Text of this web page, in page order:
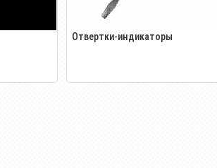
Отвертки-индикаторы